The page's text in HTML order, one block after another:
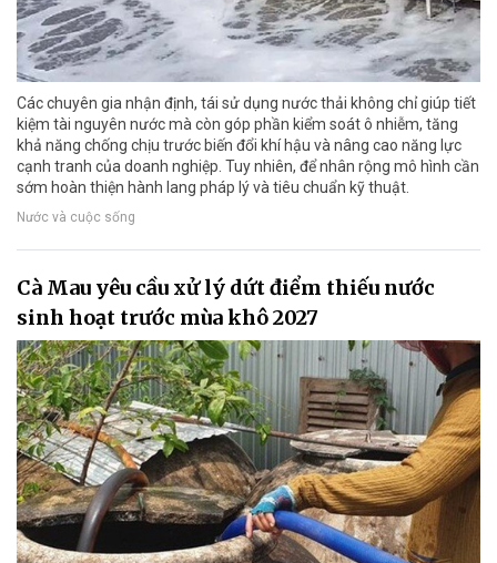
Các chuyên gia nhận định, tái sử dụng nước thải không chỉ giúp tiết
kiệm tài nguyên nước mà còn góp phần kiểm soát ô nhiễm, tăng
khả năng chống chịu trước biến đổi khí hậu và nâng cao năng lực
cạnh tranh của doanh nghiệp. Tuy nhiên, để nhân rộng mô hình cần
sớm hoàn thiện hành lang pháp lý và tiêu chuẩn kỹ thuật.
Nước và cuộc sống
Cà Mau yêu cầu xử lý dứt điểm thiếu nước
sinh hoạt trước mùa khô 2027